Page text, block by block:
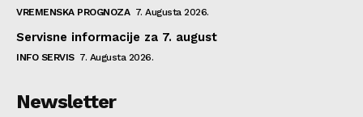
VREMENSKA PROGNOZA 7. Augusta 2026.
Servisne informacije za 7. august
INFO SERVIS 7. Augusta 2026.
Newsletter